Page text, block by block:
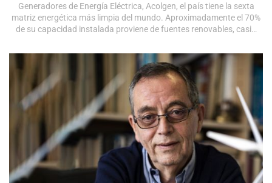
Generadores de Energía Eléctrica, Acolgen, el país tiene la sexta
matriz energética más limpia del mundo. Aproximadamente el 70%
de su capacidad instalada proviene de fuentes renovables, casi…